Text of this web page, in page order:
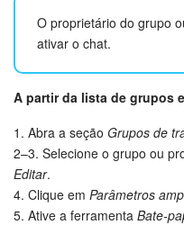
Loja On-line
Gerenciamento do
Assinatura
Assinatura
O proprietário do grupo
ativar o chat.
A partir da lista de grupos
1. Abra a seção Grupos de
2–3. Selecione o grupo ou
Editar.
4. Clique em Parâmetros
5. Ative a ferramenta Bate-